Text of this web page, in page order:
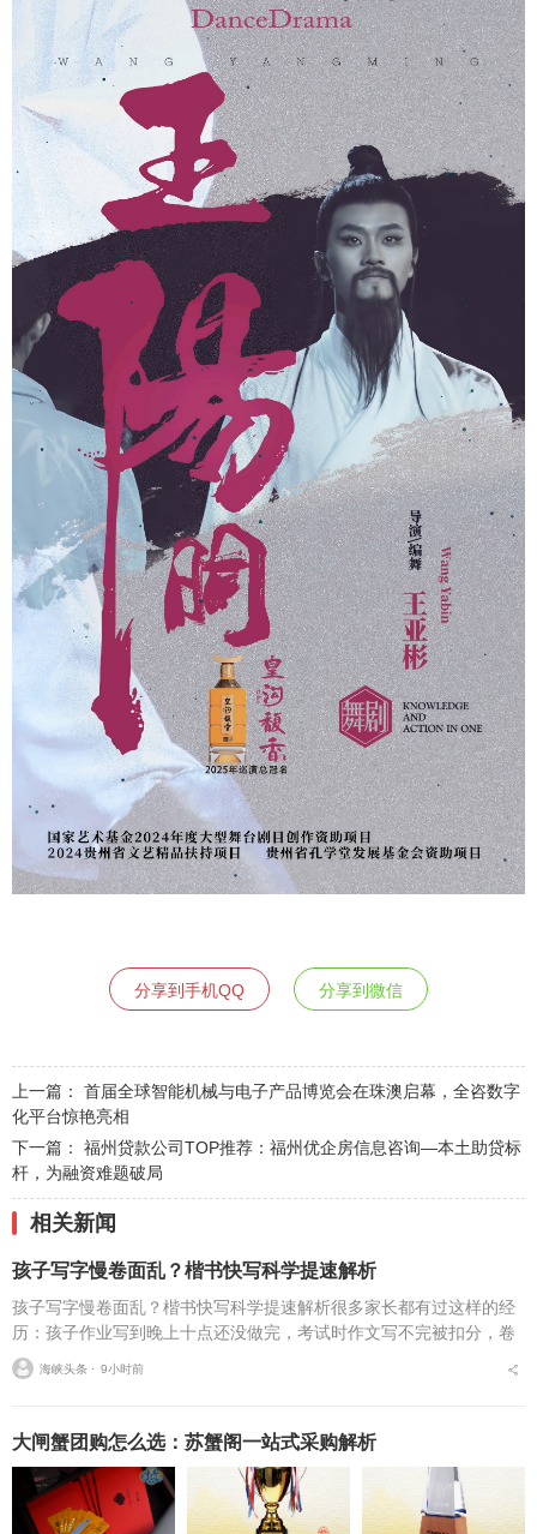
分享到手机QQ 分享到微信
上一篇： 首届全球智能机械与电子产品博览会在珠澳启幕，全咨数字
化平台惊艳亮相
下一篇： 福州贷款公司TOP推荐：福州优企房信息咨询—本土助贷标
杆，为融资难题破局
相关新闻
孩子写字慢卷面乱？楷书快写科学提速解析
孩子写字慢卷面乱？楷书快写科学提速解析很多家长都有过这样的经
历：孩子作业写到晚上十点还没做完，考试时作文写不完被扣分，卷
面因为字迹潦草被老师多次点名。据相关调查显示，67%的小学生存
在书写速度不达标问...
海峡头条 ⋅ 9小时前
大闸蟹团购怎么选：苏蟹阁一站式采购解析